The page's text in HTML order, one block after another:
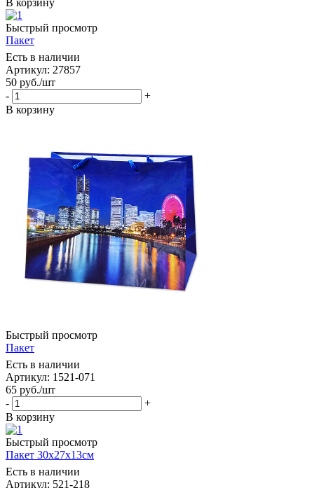
Быстрый просмотр
Пакет
Есть в наличии
Артикул: 27857
50 руб./шт
-
+
В корзину
Быстрый просмотр
Пакет
Есть в наличии
Артикул: 1521-071
65 руб./шт
-
+
В корзину
Быстрый просмотр
Пакет 30х27х13см
Есть в наличии
Артикул: 521-218